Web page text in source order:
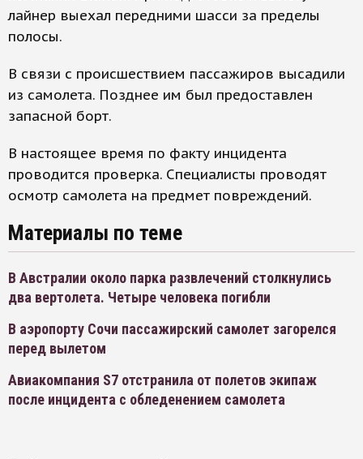
лайнер выехал передними шасси за пределы
полосы.
В связи с происшествием пассажиров высадили
из самолета. Позднее им был предоставлен
запасной борт.
В настоящее время по факту инцидента
проводится проверка. Специалисты проводят
осмотр самолета на предмет повреждений.
Материалы по теме
В Австралии около парка развлечений столкнулись
два вертолета. Четыре человека погибли
В аэропорту Сочи пассажирский самолет загорелся
перед вылетом
Авиакомпания S7 отстранила от полетов экипаж
после инцидента с обледенением самолета